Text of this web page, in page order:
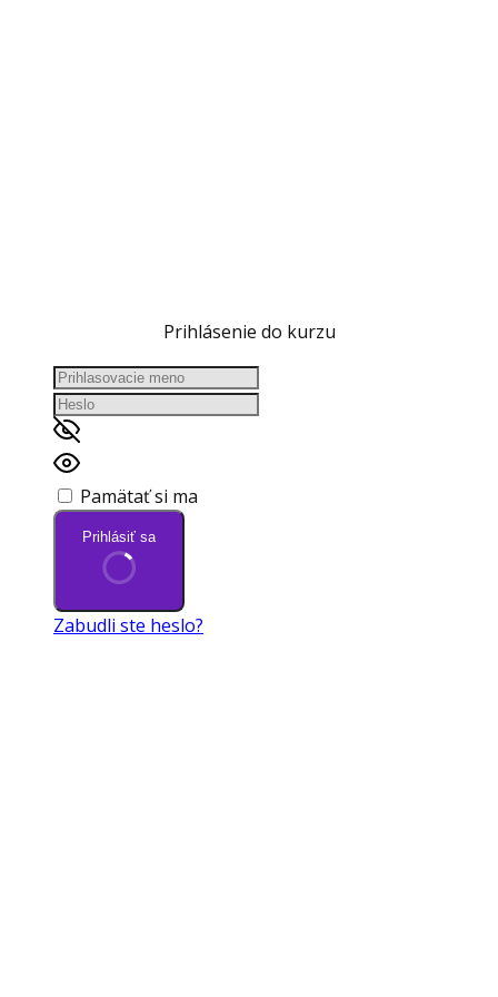
Prihlásenie do kurzu
Pamätať si ma
Prihlásiť sa
Zabudli ste heslo?